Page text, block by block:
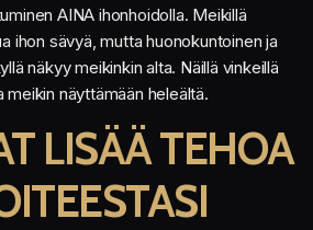
AINA ihonhoidolla. Meikillä
ihon sävyä, mutta huonokuntoinen ja
näkyy meikinkin alta. Näillä vinkeillä
meikin näyttämään heleältä.
LISÄÄ TEHOA